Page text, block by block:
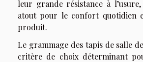
leur grande résistance à
atout pour le confort quotidien
produit.
Le grammage des tapis de salle
critère de choix déterminant